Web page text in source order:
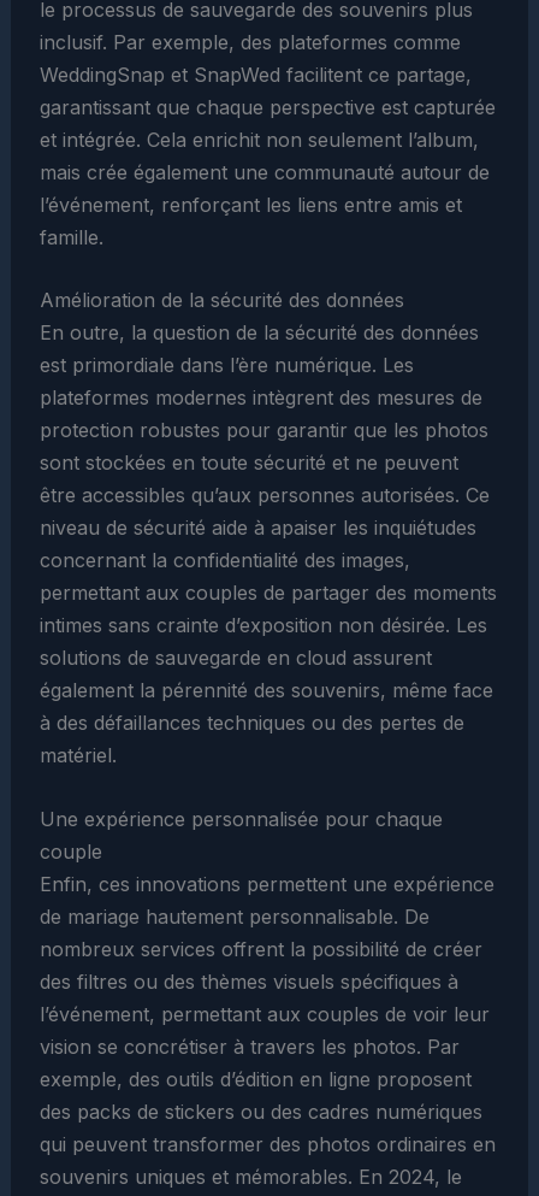
le processus de sauvegarde des souvenirs plus
inclusif. Par exemple, des plateformes comme
WeddingSnap et SnapWed facilitent ce partage,
garantissant que chaque perspective est capturée
et intégrée. Cela enrichit non seulement l’album,
mais crée également une communauté autour de
l’événement, renforçant les liens entre amis et
famille.
Amélioration de la sécurité des données
En outre, la question de la sécurité des données
est primordiale dans l’ère numérique. Les
plateformes modernes intègrent des mesures de
protection robustes pour garantir que les photos
sont stockées en toute sécurité et ne peuvent
être accessibles qu’aux personnes autorisées. Ce
niveau de sécurité aide à apaiser les inquiétudes
concernant la confidentialité des images,
permettant aux couples de partager des moments
intimes sans crainte d’exposition non désirée. Les
solutions de sauvegarde en cloud assurent
également la pérennité des souvenirs, même face
à des défaillances techniques ou des pertes de
matériel.
Une expérience personnalisée pour chaque
couple
Enfin, ces innovations permettent une expérience
de mariage hautement personnalisable. De
nombreux services offrent la possibilité de créer
des filtres ou des thèmes visuels spécifiques à
l’événement, permettant aux couples de voir leur
vision se concrétiser à travers les photos. Par
exemple, des outils d’édition en ligne proposent
des packs de stickers ou des cadres numériques
qui peuvent transformer des photos ordinaires en
souvenirs uniques et mémorables. En 2024, le